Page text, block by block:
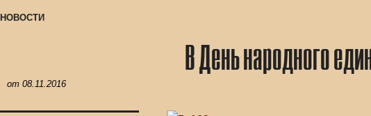
НОВОСТИ
В День народного
от 08.11.2016